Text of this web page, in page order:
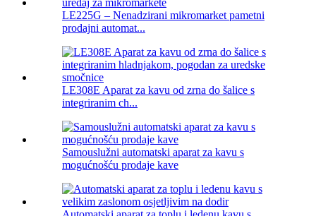
LE225G – Nenadzirani mikromarket pametni
prodajni automat...
LE308E Aparat za kavu od zrna do šalice s
integriranim ch...
Samouslužni automatski aparat za kavu s
mogućnošću prodaje kave